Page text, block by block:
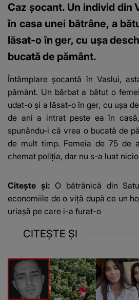
Caz șocant. Un individ din
în casa unei bătrâne, a
lăsat-o în ger, cu ușa
bucată de pământ.
Întâmplare șocantă în Vaslui,
pământ. Un bărbat a bătut o
udat-o și a lăsat-o în ger, cu ușa
de ani a intrat peste ea în
spunându-i că vrea o bucată de
de mult timp. Femeia de 75 de
chemat poliția, dar nu s-a luat
Citește și: O bătrânică din
economiile de o viță după ce un
uriașă pe care i-a furat-o
CITEȘTE ȘI